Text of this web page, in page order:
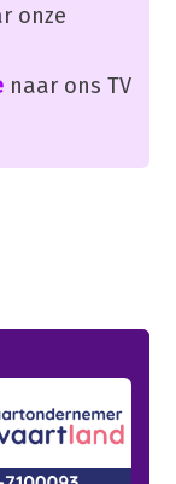
onze
naar ons TV